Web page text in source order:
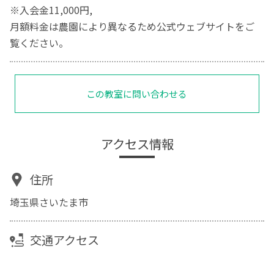
※入会金11,000円,
月額料金は農園により異なるため公式ウェブサイトをご
覧ください。
この教室に問い合わせる
アクセス情報
住所
埼玉県さいたま市
交通アクセス